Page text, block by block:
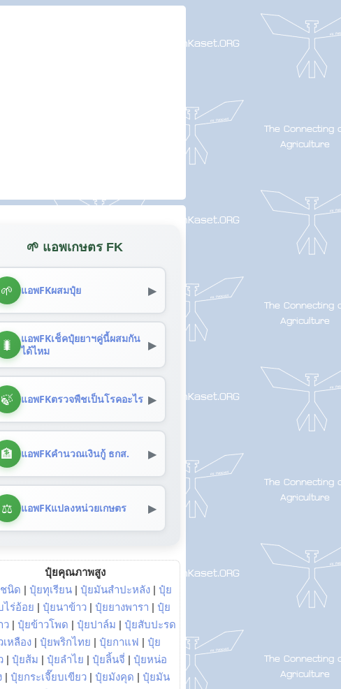
🌱 แอพเกษตร FK
🌱 แอพFKผสมปุ๋ย ▶
🐛
แอพFKเช็คปุ๋ยยาฯคู่นี้ผสมกัน
ได้ไหม
▶
🍃 แอพFKตรวจพืชเป็นโรคอะไร ▶
🏦 แอพFKคำนวณเงินกู้ ธกส. ▶
⚖️ แอพFKแปลงหน่วยเกษตร ▶
ปุ๋ยคุณภาพสูง
นิด | ปุ๋ยทุเรียน | ปุ๋ยมันสำปะหลัง | ปุ๋ย
ไร่อ้อย | ปุ๋ยนาข้าว | ปุ๋ยยางพารา | ปุ๋ย
ว | ปุ๋ยข้าวโพด | ปุ๋ยปาล์ม | ปุ๋ยสับปะรด
หลือง | ปุ๋ยพริกไทย | ปุ๋ยกาแฟ | ปุ๋ย
| ปุ๋ยส้ม | ปุ๋ยลำไย | ปุ๋ยลิ้นจี่ | ปุ๋ยหน่อ
| ปุ๋ยกระเจี๊ยบเขียว | ปุ๋ยมังคุด | ปุ๋ยมัน